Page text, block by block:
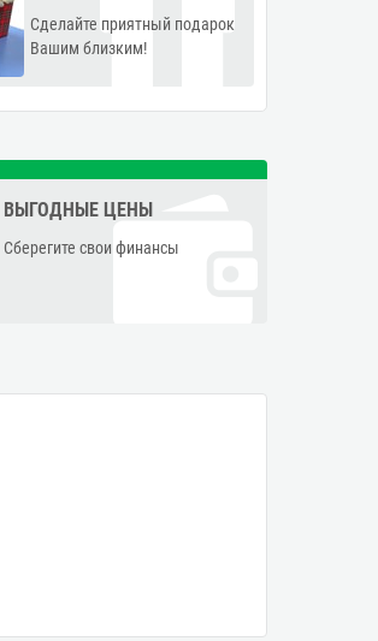
Сделайте приятный подарок
Вашим близким!
ВЫГОДНЫЕ ЦЕНЫ
Сберегите свои финансы